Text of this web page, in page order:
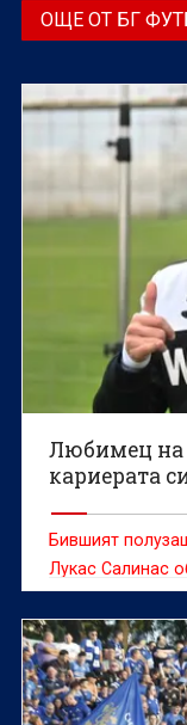
ОЩЕ ОТ БГ
Любимец на
кариерата
Бившият
Лукас Салинас
край на